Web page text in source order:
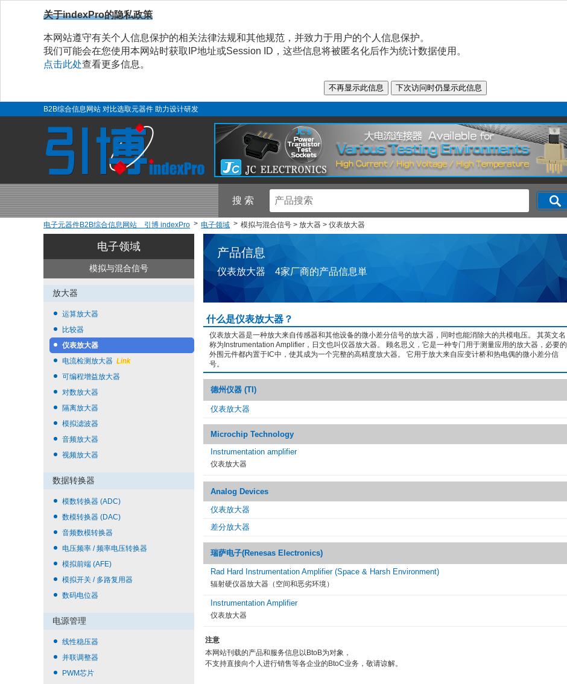
关于indexPro的隐私政策
本网站遵守有关个人信息保护的相关法律法规和其他规范，并致力于用户的个人信息保护。
我们可能会在您使用本网站时获取IP地址或Session ID，这些信息将被匿名化后作为统计数据使用。
点击此处查看更多信息。
B2B综合信息网站 对比选取元器件 助力设计研发
搜 索
电子元器件B2B综合信息网站 引博 indexPro 电子领域 模拟与混合信号 > 放大器 > 仪表放大器
电子领域
模拟与混合信号
放大器
运算放大器
比较器
仪表放大器
电流检测放大器 Link
可编程增益放大器
对数放大器
隔离放大器
模拟滤波器
音频放大器
视频放大器
数据转换器
模数转换器 (ADC)
数模转换器 (DAC)
音频数模转换器
电压频率 / 频率电压转换器
模拟前端 (AFE)
模拟开关 / 多路复用器
数码电位器
电源管理
线性稳压器
并联调整器
PWM芯片
产品信息
仪表放大器 4家厂商的产品信息単
什么是仪表放大器？
仪表放大器是一种放大来自传感器和其他设备的微小差分信号的放大器，同时也能消除大的共模电压。 其英文名
称为Instrumentation Amplifier，日文也叫仪器放大器。 顾名思义，它是一种专门用于测量应用的放大器，必要的
外围元件都内置于IC中，使其成为一个完整的高精度放大器。 它用于放大来自应变计桥和热电偶的微小差分信
号。
德州仪器 (TI)
仪表放大器
Microchip Technology
Instrumentation amplifier
仪表放大器
Analog Devices
仪表放大器
差分放大器
瑞萨电子(Renesas Electronics)
Rad Hard Instrumentation Amplifier (Space & Harsh Environment)
辐射硬仪器放大器（空间和恶劣环境）
Instrumentation Amplifier
仪表放大器
注意
本网站刊载的产品和服务信息以BtoB为对象，
不支持直接向个人进行销售等各企业的BtoC业务，敬请谅解。